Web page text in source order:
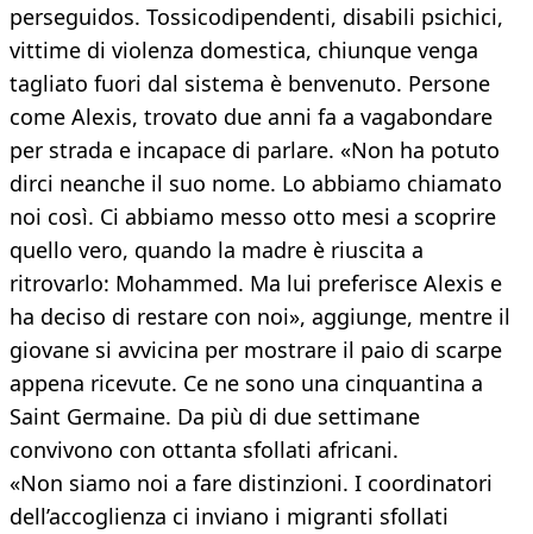
perseguidos. Tossicodipendenti, disabili psichici,
vittime di violenza domestica, chiunque venga
tagliato fuori dal sistema è benvenuto. Persone
come Alexis, trovato due anni fa a vagabondare
per strada e incapace di parlare. «Non ha potuto
dirci neanche il suo nome. Lo abbiamo chiamato
noi così. Ci abbiamo messo otto mesi a scoprire
quello vero, quando la madre è riuscita a
ritrovarlo: Mohammed. Ma lui preferisce Alexis e
ha deciso di restare con noi», aggiunge, mentre il
giovane si avvicina per mostrare il paio di scarpe
appena ricevute. Ce ne sono una cinquantina a
Saint Germaine. Da più di due settimane
convivono con ottanta sfollati africani.
«Non siamo noi a fare distinzioni. I coordinatori
dell’accoglienza ci inviano i migranti sfollati